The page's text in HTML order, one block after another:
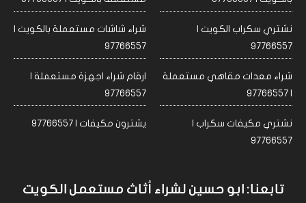
نشتري سكراب الكويت |
97766557
شراء شاشات مستعملة بالكويت |
97766557
شراء معدات مقاهي مستعملة
| 97766557
ارقام شراء اجهزة مستعملة |
97766557
نشتري مكيفات سكراب |
97766557
يشترون مكيفات | 97766557
تابعنا: ابو حسين لشراء أثاث مستعمل الكويت